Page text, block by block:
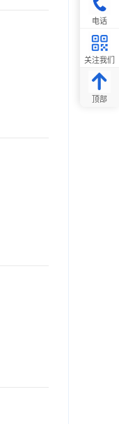
电话
关注我们
顶部